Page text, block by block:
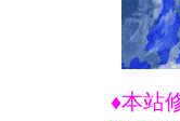
♦本站